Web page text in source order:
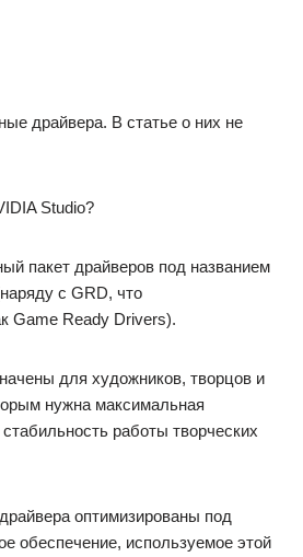
драйвера. В статье о них не
Studio?
пакет драйверов под названием
с GRD, что
Game Ready Drivers).
для художников, творцов и
нужна максимальная
работы творческих
оптимизированы под
обеспечение, используемое этой